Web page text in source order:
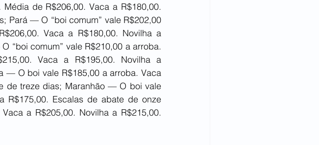
de R$206,00. Vaca a R$180,00.
Pará — O “boi comum” vale R$202,00
Vaca a R$180,00. Novilha a
“boi comum” vale R$210,00 a arroba.
Vaca a R$195,00. Novilha a
— O boi vale R$185,00 a arroba. Vaca
de treze dias; Maranhão — O boi vale
R$175,00. Escalas de abate de onze
a R$205,00. Novilha a R$215,00.